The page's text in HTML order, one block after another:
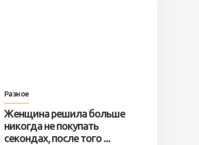
Разное
Женщина решила больше
никогда не покупать
секондах, после того ...